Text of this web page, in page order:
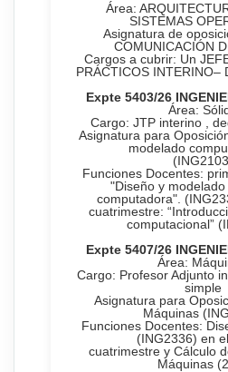
Área:
SISTEMAS
Asignatura de
COMUNICACIÓN
Cargos a cubrir: Un
PRÁCTICOS INTERINO–
Expte 5403/26
Área:
Cargo: JTP interino ,
Asignatura para
modelado
Funciones Docentes:
"Diseño y
computadora".
cuatrimestre:
computacional”
Expte 5407/26
Área:
Cargo: Profesor Adjunto
simple
Asignatura para
Máquinas
Funciones Docentes:
(ING2336) en
cuatrimestre y Cálculo
Máquinas